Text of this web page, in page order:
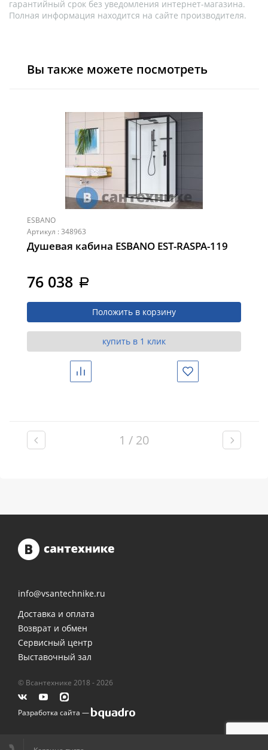
гарантийный срок без уведомления интернет-магазина.
Полная информация находится на сайте производителя.
Вы также можете посмотреть
ESBANO
Артикул : 348963
Душевая кабина ESBANO EST-RASPA-119
76 038 a
Положить в корзину
купить в 1 клик
Сравнить Избранное
1 / 20
info@vsantechnike.ru
Доставка и оплата
Возврат и обмен
Сервисный центр
Выставочный зал
© Всантехнике 2018 - 2026
Разработка сайта —